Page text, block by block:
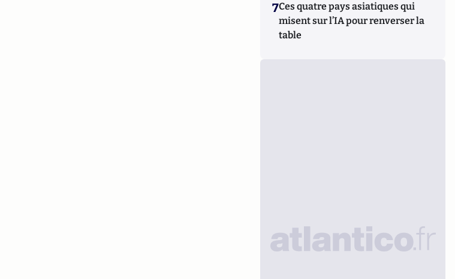
7Ces quatre pays asiatiques qui
misent sur l’IA pour renverser la
table